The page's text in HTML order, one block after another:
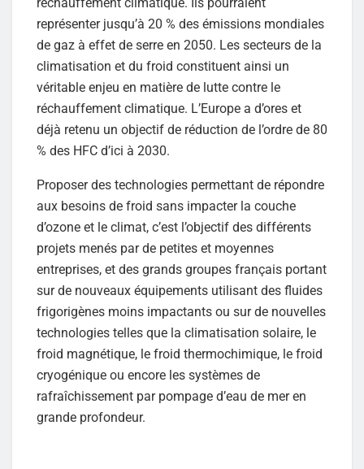
représenter jusqu’à 20 % des émissions mondiales
de gaz à effet de serre en 2050. Les secteurs de la
climatisation et du froid constituent ainsi un
véritable enjeu en matière de lutte contre le
réchauffement climatique. L’Europe a d’ores et
déjà retenu un objectif de réduction de l’ordre de 80
% des HFC d’ici à 2030.
Proposer des technologies permettant de répondre
aux besoins de froid sans impacter la couche
d’ozone et le climat, c’est l’objectif des différents
projets menés par de petites et moyennes
entreprises, et des grands groupes français portant
sur de nouveaux équipements utilisant des fluides
frigorigènes moins impactants ou sur de nouvelles
technologies telles que la climatisation solaire, le
froid magnétique, le froid thermochimique, le froid
cryogénique ou encore les systèmes de
rafraîchissement par pompage d’eau de mer en
grande profondeur.